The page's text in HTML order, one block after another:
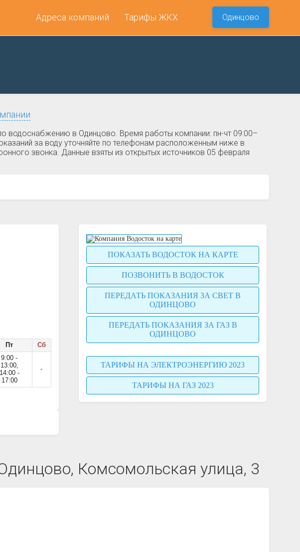
Адреса компаний Тарифы ЖКХ Одинцово
водоснабжению в Одинцово. Время работы компании: пн-чт 09:00–
за воду уточняйте по телефонам расположенным ниже в
звонка. Данные взяты из открытых источников 05 февраля
Пт Сб
9:00 -
13:00,
14:00 -
17:00
-
ПОКАЗАТЬ ВОДОСТОК НА КАРТЕ
ПОЗВОНИТЬ В ВОДОСТОК
ПЕРЕДАТЬ ПОКАЗАНИЯ ЗА СВЕТ В
ОДИНЦОВО
ПЕРЕДАТЬ ПОКАЗАНИЯ ЗА ГАЗ В
ОДИНЦОВО
ТАРИФЫ НА ЭЛЕКТРОЭНЕРГИЮ 2023
ТАРИФЫ НА ГАЗ 2023
Комсомольская улица, 3